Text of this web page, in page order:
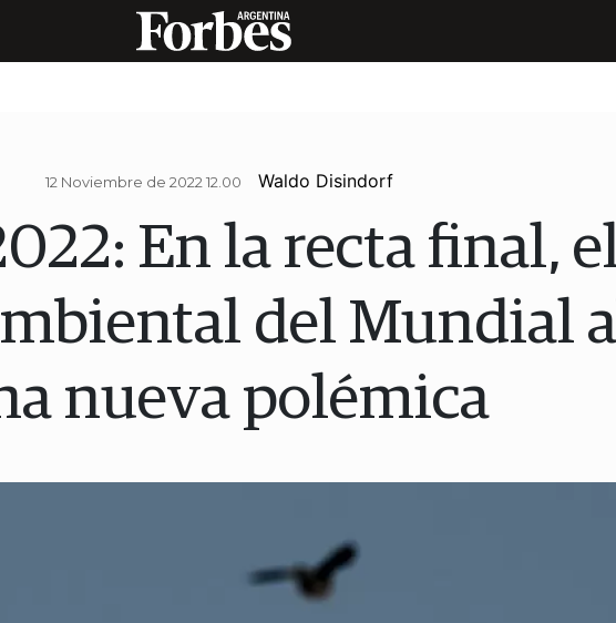
12 Noviembre de 2022 12.00 Waldo Disindorf
En la recta final,
del Mundial
nueva polémica